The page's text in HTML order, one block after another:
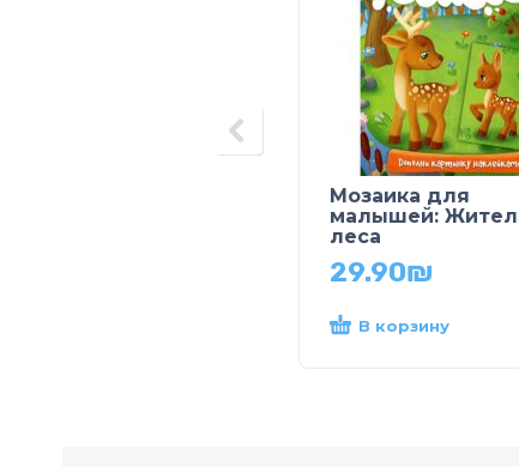
Мозаика для
малышей:
леса
29.90₪
В корзину